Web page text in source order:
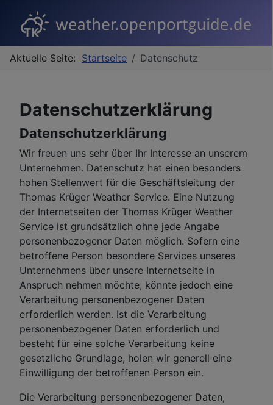
Aktuelle Seite: Startseite Datenschutz
Datenschutzerklärung
Datenschutzerklärung
Wir freuen uns sehr über Ihr Interesse an unserem
Unternehmen. Datenschutz hat einen besonders
hohen Stellenwert für die Geschäftsleitung der
Thomas Krüger Weather Service. Eine Nutzung
der Internetseiten der Thomas Krüger Weather
Service ist grundsätzlich ohne jede Angabe
personenbezogener Daten möglich. Sofern eine
betroffene Person besondere Services unseres
Unternehmens über unsere Internetseite in
Anspruch nehmen möchte, könnte jedoch eine
Verarbeitung personenbezogener Daten
erforderlich werden. Ist die Verarbeitung
personenbezogener Daten erforderlich und
besteht für eine solche Verarbeitung keine
gesetzliche Grundlage, holen wir generell eine
Einwilligung der betroffenen Person ein.
Die Verarbeitung personenbezogener Daten,